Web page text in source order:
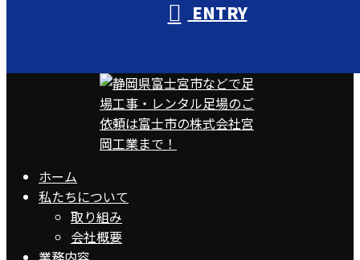
ENTRY
ホーム
私たちについて
取り組み
会社概要